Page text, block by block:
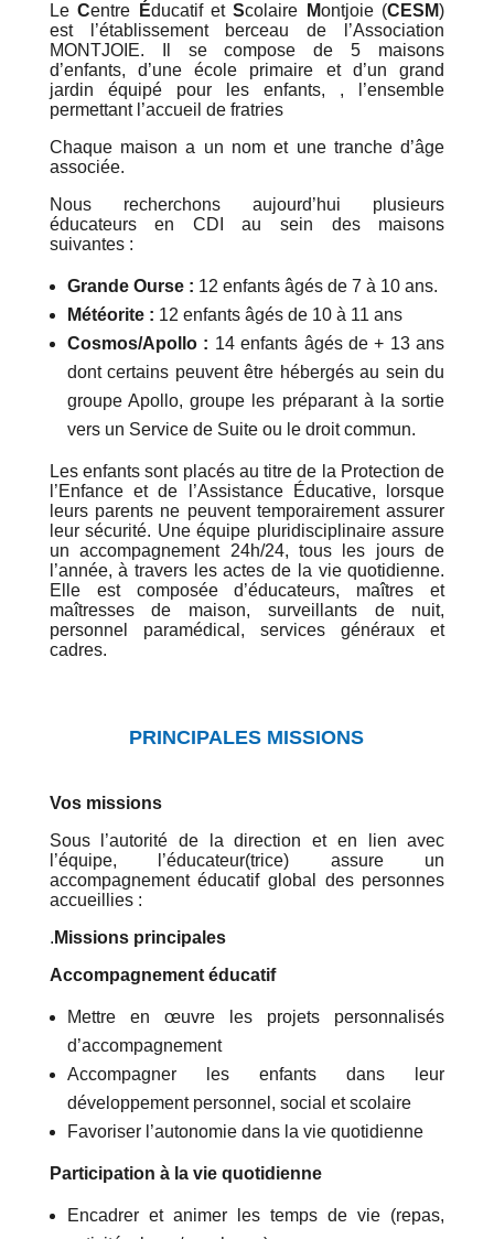
LeCentre Éducatif etScolaire Montjoie (CESM)
est l’établissement berceau de l’Association
MONTJOIE. Il se compose de 5 maisons
d’enfants, d’une école primaire et d’un grand
jardin équipé pour les enfants, , l’ensemble
permettant l’accueil de fratries
Chaque maison a un nom et une tranche d’âge
associée.
Nous recherchons aujourd’hui plusieurs
éducateurs en CDI au sein des maisons
suivantes :
Grande Ourse : 12 enfants âgés de 7 à 10 ans.
Météorite : 12 enfants âgés de 10 à 11 ans
Cosmos/Apollo : 14 enfants âgés de + 13 ans
dont certains peuvent être hébergés au sein du
groupe Apollo, groupe les préparant à la sortie
vers un Service de Suite ou le droit commun.
Les enfants sont placés au titre de la Protection de
l’Enfance et de l’Assistance Éducative, lorsque
leurs parents ne peuvent temporairement assurer
leur sécurité. Une équipe pluridisciplinaire assure
un accompagnement 24h/24, tous les jours de
l’année, à travers les actes de la vie quotidienne.
Elle est composée d’éducateurs, maîtres et
maîtresses de maison, surveillants de nuit,
personnel paramédical, services généraux et
cadres.
PRINCIPALES MISSIONS
Vos missions
Sous l’autorité de la direction et en lien avec
l’équipe, l’éducateur(trice) assure un
accompagnement éducatif global des personnes
accueillies :
. Missions principales
Accompagnement éducatif
Mettre en œuvre les projets personnalisés
d’accompagnement
Accompagner les enfants dans leur
développement personnel, social et scolaire
Favoriser l’autonomie dans la vie quotidienne
Participation à la vie quotidienne
Encadrer et animer les temps de vie (repas,